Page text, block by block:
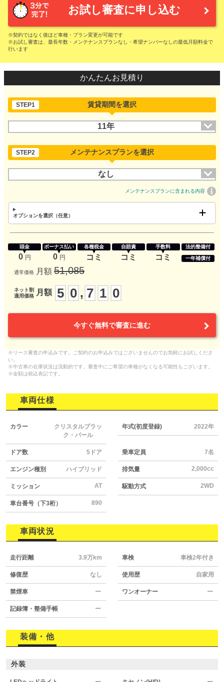
お試し審査に申し込む
※契約ではなく後ほど車種・プラン変更が可能です
※お試し審査は、最長年数・メンテナンスプランなし・希望ナンバーなしの最低月額料金で
行います
かんたんお見積り
STEP1 賃貸期間を選択
11年
STEP2 メンテナンスプランを選択
なし
メンテナンスプランに含まれる内容
オプションを選択（任意）
頭金
0 円
ボーナス払い
0 円
各種税金
コミ
自賠責
コミ
手数料
コミ
法的整備付
一年補償付
通常価格 月額 51,085
ネット割
適用価格
月額 5 0 , 7 1 0
今すぐ無料で審査に進む
※リース審査の申込みです。ご契約のお申込みではございませんのでお気軽にお試しくださ
い。
※中古車の在庫状況は流動的です。審査中にご希望の車種がなくなる可能性もございます。
※金額は税込表記です。
車両仕様
カラー
クリスタルブラッ
ク・パール
年式(初度登録) 2022年
ドア数 5ドア 乗車定員 7名
エンジン種別 ハイブリッド 排気量 2,000cc
ミッション AT 駆動方式 2WD
車台番号（下3桁） 890
車両状況
走行距離 3.9万km 車検 車検2年付き
修復歴 なし 使用歴 自家用
禁煙車 ー ワンオーナー ー
記録簿・整備手帳 ー
装備・他
外装